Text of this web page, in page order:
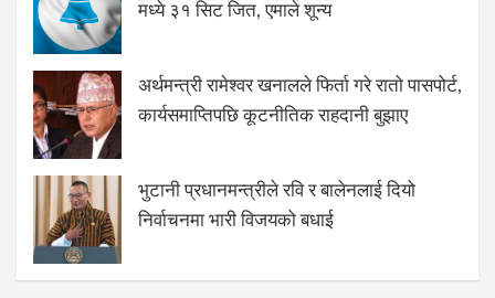
मध्ये ३१ सिट जित, एमाले शून्य
अर्थमन्त्री रामेश्वर खनालले फिर्ता गरे रातो पासपोर्ट,
कार्यसमाप्तिपछि कूटनीतिक राहदानी बुझाए
भुटानी प्रधानमन्त्रीले रवि र बालेनलाई दियो
निर्वाचनमा भारी विजयको बधाई